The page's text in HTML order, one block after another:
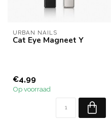
URBAN NAILS
Cat Eye Magneet Y
€4,99
Op voorraad